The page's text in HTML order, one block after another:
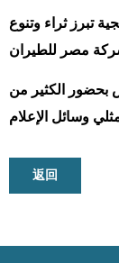
تبرز ثراء وتنوع
بحضور الكثير من
返回